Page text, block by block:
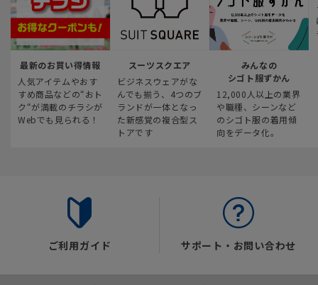
最新のお買い得情報
人気アイテムやおす
すめ商品などの“おト
ク“が満載のチラシが
Webでも見られる！
スーツスクエア
ビジネスウェアがな
んでも揃う、4つのブ
ランドが一体となっ
た新感覚の複合型ス
トアです
みんなの
シゴト服ずかん
12,000人以上の業界
や職種、シーンなど
のシゴト服の着用傾
向をデータ化。
ご利用ガイド サポート・お問い合わせ